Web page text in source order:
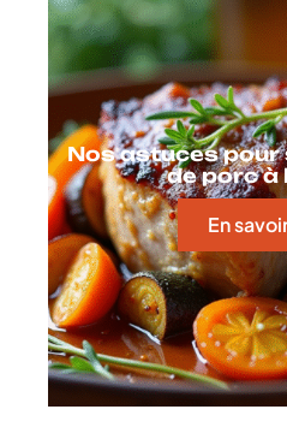
Nos astuces pour
de porc à
En